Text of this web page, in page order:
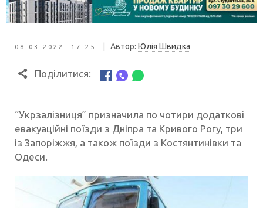
08.03.2022 17:25 Автор: Юлія Швидка
Поділитися:
“Укрзалізниця” призначила по чотири додаткові
евакуаційні поїзди з Дніпра та Кривого Рогу, три
із Запоріжжя, а також поїзди з Костянтинівки та
Одеси.